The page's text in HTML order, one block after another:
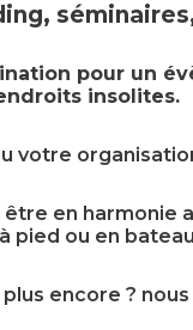
pour un
insolites.
votre
en
ou en
encore ?